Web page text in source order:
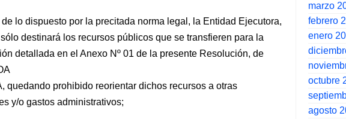
lo dispuesto por la precitada norma legal, la Entidad Ejecutora,
destinará los recursos públicos que se transfieren para la
detallada en el Anexo Nº 01 de la presente Resolución, de
quedando prohibido reorientar dichos recursos a otras
y/o gastos administrativos;
marzo
febrero
enero
octubre
agosto